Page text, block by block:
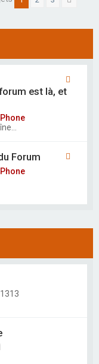
est là, et
Forum